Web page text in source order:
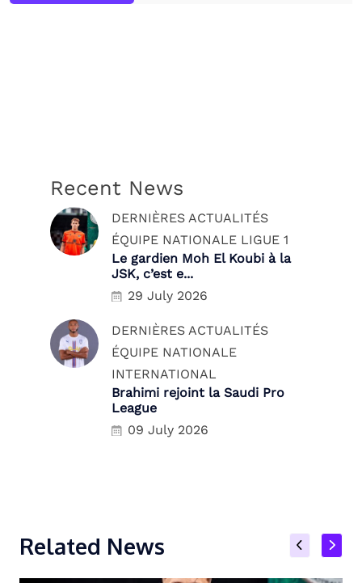
Recent News
DERNIÈRES ACTUALITÉS
ÉQUIPE NATIONALE LIGUE 1
Le gardien Moh El Koubi à la
JSK, c’est e...
29 July 2026
DERNIÈRES ACTUALITÉS
ÉQUIPE NATIONALE
INTERNATIONAL
Brahimi rejoint la Saudi Pro
League
09 July 2026
Related News